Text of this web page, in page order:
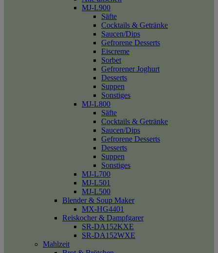
MJ-L900
Säfte
Cocktails & Getränke
Saucen/Dips
Gefrorene Desserts
Eiscreme
Sorbet
Gefrorener Joghurt
Desserts
Suppen
Sonstiges
MJ-L800
Säfte
Cocktails & Getränke
Saucen/Dips
Gefrorene Desserts
Desserts
Suppen
Sonstiges
MJ-L700
MJ-L501
MJ-L500
Blender & Soup Maker
MX-HG4401
Reiskocher & Dampfgarer
SR-DA152KXE
SR-DA152WXE
Mahlzeit